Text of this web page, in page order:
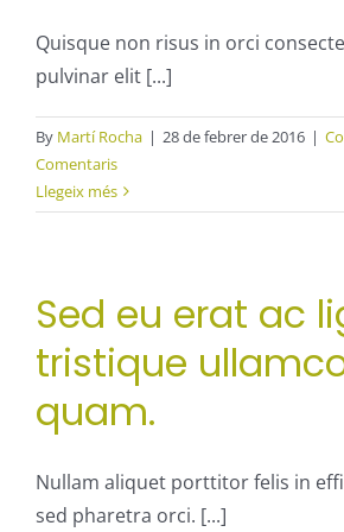
Quisque non risus in orci
pulvinar elit [...]
By Martí Rocha | 28 de febrer de 2016 |
Comentaris
Llegeix més
Sed eu erat ac
tristique
quam.
Nullam aliquet porttitor felis in
sed pharetra orci. [...]